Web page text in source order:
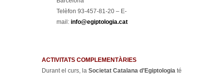
Telèfon 93-457-81-20 – E-
mail: info@egiptologia.cat
ACTIVITATS COMPLEMENTÀRIES
Durant el curs, la Societat Catalana d’Egiptologia té